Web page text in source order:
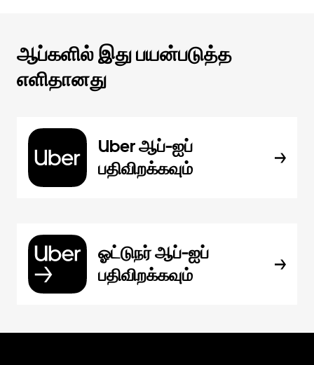
ஆப்களில் இது பயன்படுத்த
எளிதானது
Uber ஆப்-ஐப்
பதிவிறக்கவும்
ஓட்டுநர் ஆப்-ஐப்
பதிவிறக்கவும்